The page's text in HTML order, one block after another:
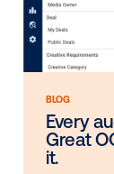
Director
Scott